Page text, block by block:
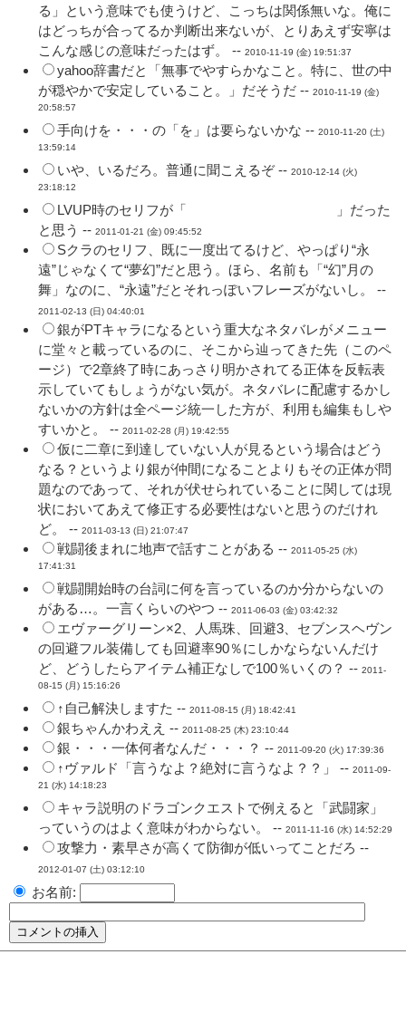
る」という意味でも使うけど、こっちは関係無いな。俺に
はどっちが合ってるか判断出来ないが、とりあえず安寧は
こんな感じの意味だったはず。 -- 2010-11-19 (金) 19:51:37
yahoo辞書だと「無事でやすらかなこと。特に、世の中
が穏やかで安定していること。」だそうだ -- 2010-11-19 (金)
20:58:57
手向けを・・・の「を」は要らないかな -- 2010-11-20 (土)
13:59:14
いや、いるだろ。普通に聞こえるぞ -- 2010-12-14 (火)
23:18:12
LVUP時のセリフが「
」だった
と思う -- 2011-01-21 (金) 09:45:52
Sクラのセリフ、既に一度出てるけど、やっぱり“永
遠”じゃなくて“夢幻”だと思う。ほら、名前も「“幻”月の
舞」なのに、“永遠”だとそれっぽいフレーズがないし。 --
2011-02-13 (日) 04:40:01
銀がPTキャラになるという重大なネタバレがメニュー
に堂々と載っているのに、そこから辿ってきた先（このペ
ージ）で2章終了時にあっさり明かされてる正体を反転表
示していてもしょうがない気が。ネタバレに配慮するかし
ないかの方針は全ページ統一した方が、利用も編集もしや
すいかと。 -- 2011-02-28 (月) 19:42:55
仮に二章に到達していない人が見るという場合はどう
なる？というより銀が仲間になることよりもその正体が問
題なのであって、それが伏せられていることに関しては現
状においてあえて修正する必要性はないと思うのだけれ
ど。 -- 2011-03-13 (日) 21:07:47
戦闘後まれに地声で話すことがある -- 2011-05-25 (水)
17:41:31
戦闘開始時の台詞に何を言っているのか分からないの
がある…。一言くらいのやつ -- 2011-06-03 (金) 03:42:32
エヴァーグリーン×2、人馬珠、回避3、セブンスヘヴン
の回避フル装備しても回避率90％にしかならないんだけ
ど、どうしたらアイテム補正なしで100％いくの？ -- 2011-
08-15 (月) 15:16:26
↑自己解決しますた -- 2011-08-15 (月) 18:42:41
銀ちゃんかわええ -- 2011-08-25 (木) 23:10:44
銀・・・一体何者なんだ・・・？ -- 2011-09-20 (火) 17:39:36
↑ヴァルド「言うなよ？絶対に言うなよ？？」 -- 2011-09-
21 (水) 14:18:23
キャラ説明のドラゴンクエストで例えると「武闘家」
っていうのはよく意味がわからない。 -- 2011-11-16 (水) 14:52:29
攻撃力・素早さが高くて防御が低いってことだろ --
2012-01-07 (土) 03:12:10
お名前: